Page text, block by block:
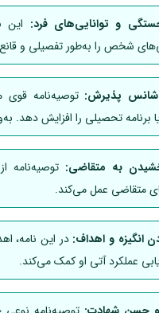
و توانایی‌های فرد: این
شخص را به‌طور تفصیلی و
شانس پذیرش: توصیه‌نامه
برنامه تحصیلی را افزایش دهد.
به متقاضی: توصیه‌نامه
متقاضی عمل می‌کند.
انگیزه و اهداف:در این نامه،
عملکرد آتی او کمک می‌کند.